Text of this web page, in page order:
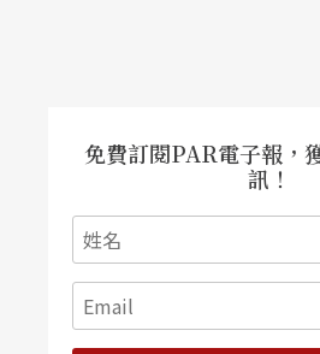
境影響，他開始稟信「新」就
漸遠。
「還好老天爺總會在某些關鍵
免費訂閱PAR電子報，
訊！